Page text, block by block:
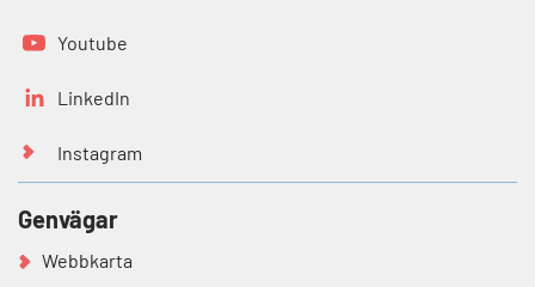
Youtube
LinkedIn
Instagram
Genvägar
Webbkarta